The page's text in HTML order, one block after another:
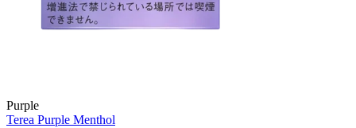
Purple
Terea Purple Menthol